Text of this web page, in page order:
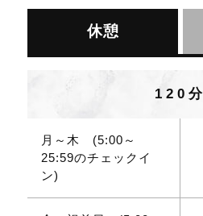
休憩
120分
月～木 (5:00～
25:59のチェックイ
ン)